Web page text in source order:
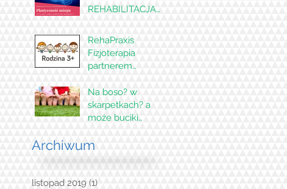
REHABILITACJA
RehaPraxis
Fizjoterapia
partnerem
3+ w Knurowie
Na boso? w
skarpetkach? a
może buciki
Archiwum
listopad 2019 (1)